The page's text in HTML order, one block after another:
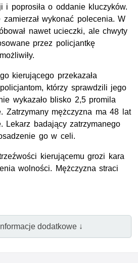
i poprosiła o oddanie kluczyków.
wykonać polecenia. W
nawet ucieczki, ale chwyty
przez policjantkę
kierującego przekazała
którzy sprawdzili jego
wykazało blisko 2,5 promila
Zatrzymany mężczyzna ma 48 lat
Lekarz badający zatrzymanego
go w celi.
kierującemu grozi kara
wolności. Mężczyzna straci
dodatkowe ↓